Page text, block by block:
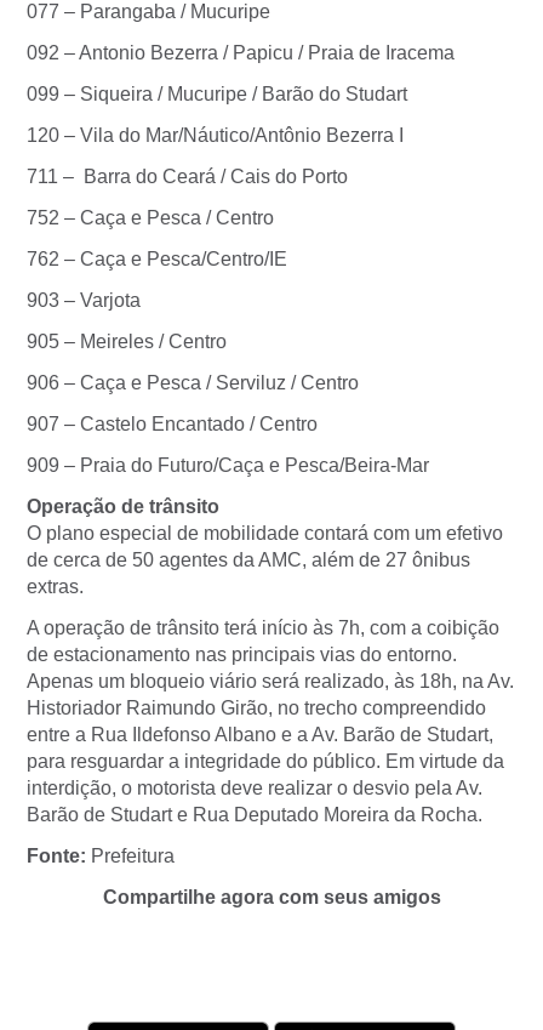
077 – Parangaba / Mucuripe
092 – Antonio Bezerra / Papicu / Praia de Iracema
099 – Siqueira / Mucuripe / Barão do Studart
120 – Vila do Mar/Náutico/Antônio Bezerra I
711 – Barra do Ceará / Cais do Porto
752 – Caça e Pesca / Centro
762 – Caça e Pesca/Centro/IE
903 – Varjota
905 – Meireles / Centro
906 – Caça e Pesca / Serviluz / Centro
907 – Castelo Encantado / Centro
909 – Praia do Futuro/Caça e Pesca/Beira-Mar
Operação de trânsito
O plano especial de mobilidade contará com um efetivo
de cerca de 50 agentes da AMC, além de 27 ônibus
extras.
A operação de trânsito terá início às 7h, com a coibição
de estacionamento nas principais vias do entorno.
Apenas um bloqueio viário será realizado, às 18h, na Av.
Historiador Raimundo Girão, no trecho compreendido
entre a Rua Ildefonso Albano e a Av. Barão de Studart,
para resguardar a integridade do público. Em virtude da
interdição, o motorista deve realizar o desvio pela Av.
Barão de Studart e Rua Deputado Moreira da Rocha.
Fonte: Prefeitura
Compartilhe agora com seus amigos